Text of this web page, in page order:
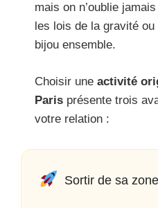
mais on n’oublie
les lois de la gravité
bijou ensemble.
Choisir une activité
Paris présente trois
votre relation :
Sortir de sa